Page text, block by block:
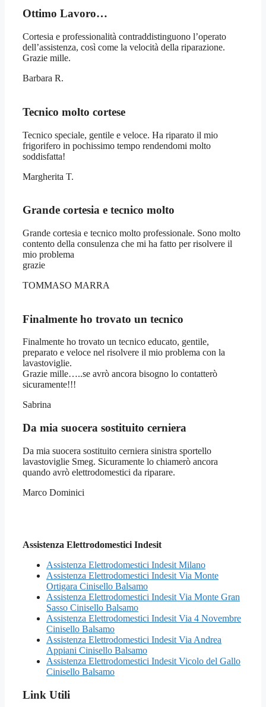
Ottimo Lavoro…
Cortesia e professionalità contraddistinguono l’operato
dell’assistenza, così come la velocità della riparazione.
Grazie mille.
Barbara R.
Tecnico molto cortese
Tecnico speciale, gentile e veloce. Ha riparato il mio
frigorifero in pochissimo tempo rendendomi molto
soddisfatta!
Margherita T.
Grande cortesia e tecnico molto
Grande cortesia e tecnico molto professionale. Sono molto
contento della consulenza che mi ha fatto per risolvere il
mio problema
grazie
TOMMASO MARRA
Finalmente ho trovato un tecnico
Finalmente ho trovato un tecnico educato, gentile,
preparato e veloce nel risolvere il mio problema con la
lavastoviglie.
Grazie mille…..se avrò ancora bisogno lo contatterò
sicuramente!!!
Sabrina
Da mia suocera sostituito cerniera
Da mia suocera sostituito cerniera sinistra sportello
lavastoviglie Smeg. Sicuramente lo chiamerò ancora
quando avrò elettrodomestici da riparare.
Marco Dominici
Assistenza Elettrodomestici Indesit
Assistenza Elettrodomestici Indesit Milano
Assistenza Elettrodomestici Indesit Via Monte
Ortigara Cinisello Balsamo
Assistenza Elettrodomestici Indesit Via Monte Gran
Sasso Cinisello Balsamo
Assistenza Elettrodomestici Indesit Via 4 Novembre
Cinisello Balsamo
Assistenza Elettrodomestici Indesit Via Andrea
Appiani Cinisello Balsamo
Assistenza Elettrodomestici Indesit Vicolo del Gallo
Cinisello Balsamo
Link Utili